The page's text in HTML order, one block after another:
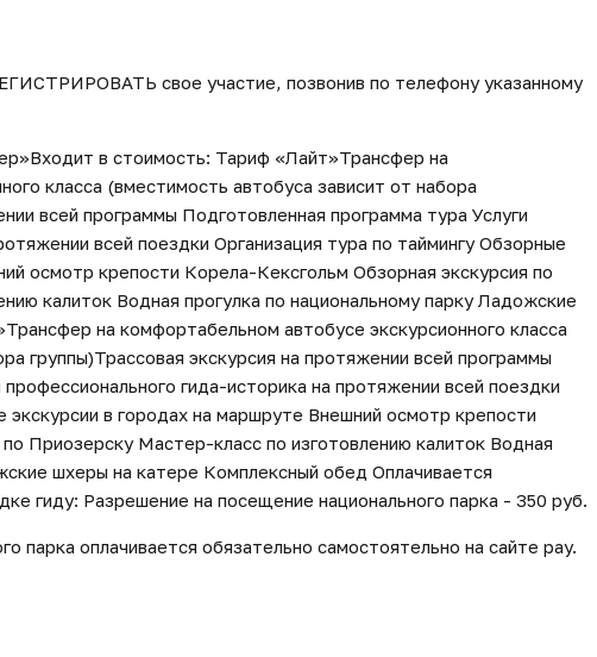
свое участие, позвонив по телефону указанному
в стоимость: Тариф «Лайт»Трансфер на
класса (вместимость автобуса зависит от набора
всей программы Подготовленная программа тура Услуги
всей поездки Организация тура по таймингу Обзорные
осмотр крепости Корела-Кексгольм Обзорная экскурсия по
калиток Водная прогулка по национальному парку Ладожские
на комфортабельном автобусе экскурсионного класса
группы)Трассовая экскурсия на протяжении всей программы
гида-историка на протяжении всей поездки
экскурсии в городах на маршруте Внешний осмотр крепости
Приозерску Мастер-класс по изготовлению калиток Водная
шхеры на катере Комплексный обед Оплачивается
гиду: Разрешение на посещение национального парка - 350 руб.
парка оплачивается обязательно самостоятельно на сайте pay.